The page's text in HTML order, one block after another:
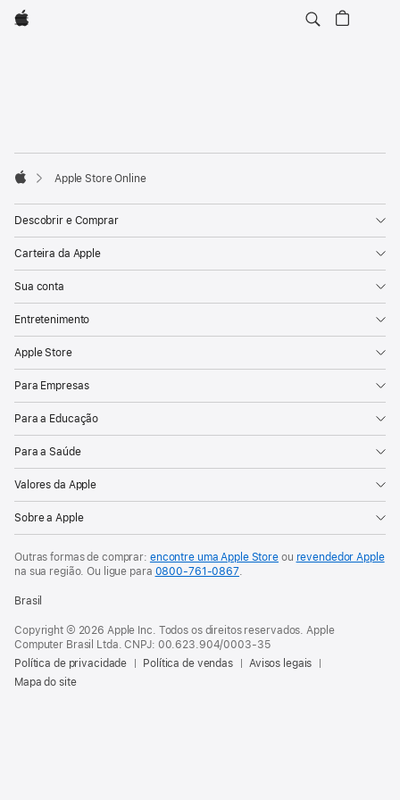
Apple
de
rodapéApple Store Online
Descobrir e Comprar
Carteira da Apple
Sua conta
Entretenimento
Apple Store
Para Empresas
Para a Educação
Para a Saúde
Valores da Apple
Sobre a Apple
Outras formas de comprar: encontre uma Apple Store ou revendedor Apple
na sua região. Ou ligue para 0800-761-0867.
Brasil
Copyright © 2026 Apple Inc. Todos os direitos reservados. Apple
Computer Brasil Ltda. CNPJ: 00.623.904/0003-35
Política de privacidade
Política de vendas
Avisos legais
Mapa do site